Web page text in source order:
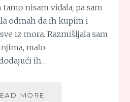
tamo nisam viđala, pa sam
odmah da ih kupim i
iz mora. Razmišljala sam
malo
ih…
MORE